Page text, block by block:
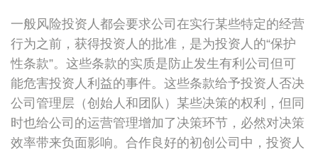
一般风险投资人都会要求公司在实行某些特定的经营
行为之前，获得投资人的批准，是为投资人的“保护
性条款”。这些条款的实质是防止发生有利公司但可
能危害投资人利益的事件。这些条款给予投资人否决
公司管理层（创始人和团队）某些决策的权利，但同
时也给公司的运营管理增加了决策环节，必然对决策
效率带来负面影响。合作良好的初创公司中，投资人